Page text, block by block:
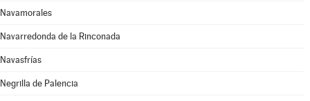
Navamorales
Navarredonda de la Rinconada
Navasfrías
Negrilla de Palencia